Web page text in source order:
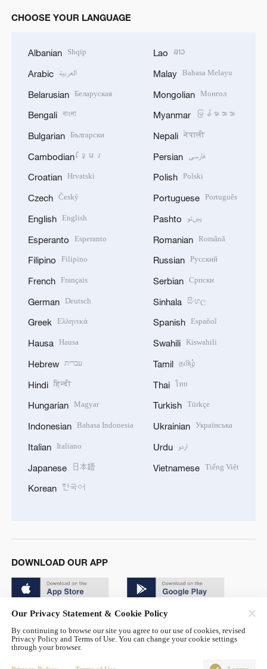
CHOOSE YOUR LANGUAGE
Albanian Shqip
Arabic العربية
Belarusian Беларуская
Bengali বাংলা
Bulgarian Български
Cambodian ខ្មែរ
Croatian Hrvatski
Czech Český
English English
Esperanto Esperanto
Filipino Filipino
French Français
German Deutsch
Greek Ελληνικά
Hausa Hausa
Hebrew עברית
Hindi हिन्दी
Hungarian Magyar
Indonesian Bahasa Indonesia
Italian Italiano
Japanese 日本語
Korean 한국어
Lao ລາວ
Malay Bahasa Melayu
Mongolian Монгол
Myanmar မြန်မာဘာသာ
Nepali नेपाली
Persian فارسی
Polish Polski
Portuguese Português
Pashto پښتو
Romanian Română
Russian Русский
Serbian Српски
Sinhala සිංහල
Spanish Español
Swahili Kiswahili
Tamil தமிழ்
Thai ไทย
Turkish Türkçe
Ukrainian Українська
Urdu اردو
Vietnamese Tiếng Việt
DOWNLOAD OUR APP
© China Radio International.CRI. All Rights Reserved. 16A
Shijingshan Road, Beijing, China. 100040
Our Privacy Statement & Cookie Policy
By continuing to browse our site you agree to our use of cookies, revised
Privacy Policy and Terms of Use. You can change your cookie settings
through your browser.